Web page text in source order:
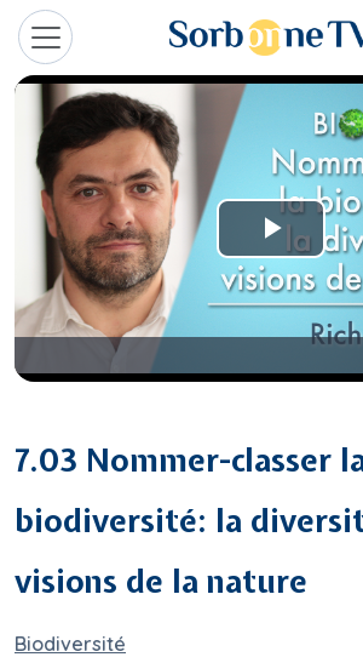
Aller au contenu principal
7.03 Nommer-classer
biodiversité: la
visions de la nature
Biodiversité
Panneau de gestion des cookies